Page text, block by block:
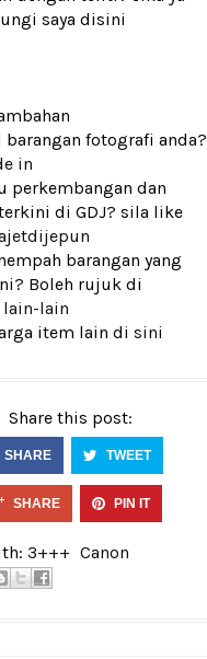
saya disini
fotografi anda?
in
perkembangan dan
di GDJ? sila like
barangan yang
Boleh rujuk di
lain-lain
item lain di sini
Share this post:
SHARE TWEET
SHARE PIN IT
3+++ Canon